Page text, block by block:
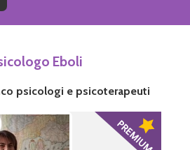
Eboli
psicologi e psicoterapeuti